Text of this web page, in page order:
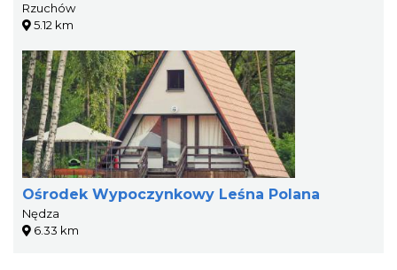
Rzuchów
5.12 km
Ośrodek Wypoczynkowy Leśna Polana
Nędza
6.33 km